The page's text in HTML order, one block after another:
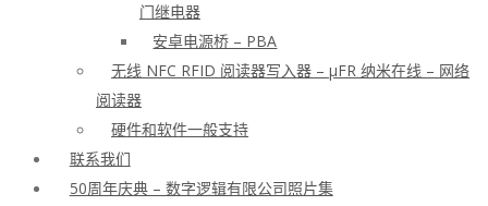
门继电器
安卓电源桥 – PBA
无线 NFC RFID 阅读器写入器 – μFR 纳米在线 – 网络
阅读器
硬件和软件一般支持
联系我们
50周年庆典 – 数字逻辑有限公司照片集